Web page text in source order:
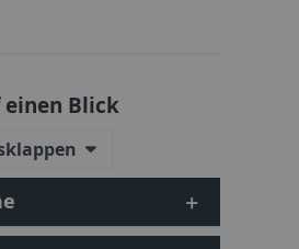
einen Blick